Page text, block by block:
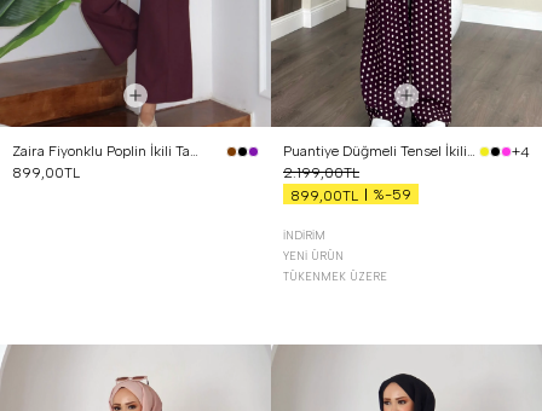
Zaira Fiyonklu Poplin İkili Takım Mürdüm
899,00TL
Puantiye Düğmeli Tensel İkili Takım Bordo
+4
2.199,00TL
899,00TL
%-59
İNDIRIM
YENI ÜRÜN
TÜKENMEK ÜZERE